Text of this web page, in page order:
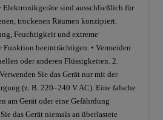
Elektronikgeräte sind ausschließlich für
trockenen Räumen konzipiert.
Feuchtigkeit und extreme
Funktion beeinträchtigen. • Vermeiden
oder anderen Flüssigkeiten. 2.
Sie das Gerät nur mit der
(z. B. 220–240 V AC). Eine falsche
am Gerät oder eine Gefährdung
das Gerät niemals an überlastete